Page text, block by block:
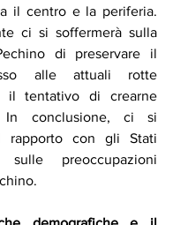
il centro e la periferia.
ci si soffermerà sulla
di preservare il
alle attuali rotte
il tentativo di crearne
In conclusione, ci si
rapporto con gli Stati
preoccupazioni